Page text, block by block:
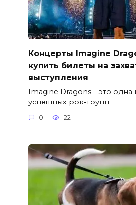
Концерты Imagine
купить билеты на
выступления
Imagine Dragons – это одна
успешных рок-групп
0 22